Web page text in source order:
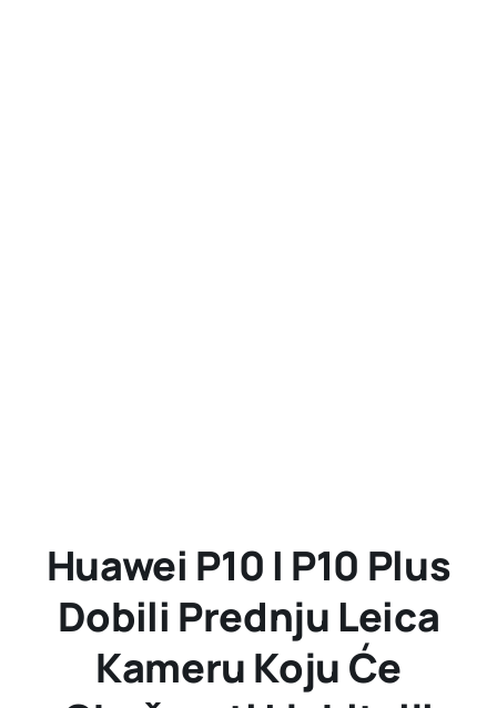
Huawei P10 I P10 Plus
Dobili Prednju Leica
Kameru Koju Će